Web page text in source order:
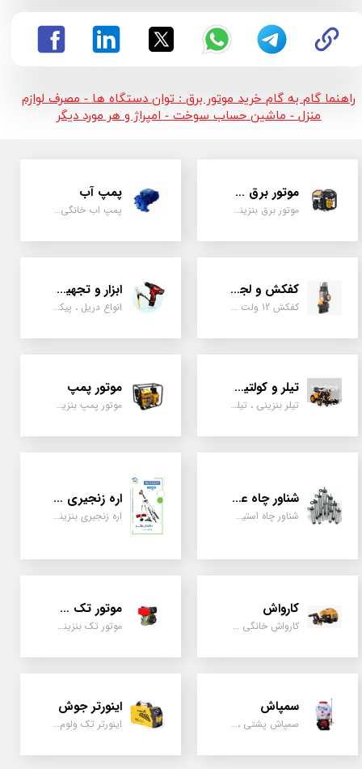
راهنما گام به گام خرید موتور برق : توان دستگاه ها - مصرف لوازم
منزل - ماشین حساب سوخت - امپراژ و هر مورد دیگر
موتور برق و ژنراتور
موتور برق بنزینی، دیزلی ، گازی ، سه گانه سوز
پمپ آب
پمپ اب خانگی، بشقابی ، جتی ، دو پروانه کشاورزی
کفکش و لجن کش
کفکش 12 ولت ، 220 ولت ، یک اینچ به بالا لجن کش کاتردار، لجن کش چدنی
ابزار و تجهیزات
انواع دریل ، پیکور، ابزارالات، سیل مکانیکی، قطعات پمپ
تیلر و کولتیواتور
تیلر بنزینی ، تیلر دیزل، تیلر چهار چرخ، تیلر مزرعه و کشاورزی
موتور پمپ
موتور پمپ بنزینی، دیزلی، نفتی ، یک اینچ به بالا
شناور چاه عمیق
شناور چاه استیل ، تک فاز و سه فاز، یک اینچ به بالا
اره زنجیری / علفتراش
اره زنجیری بنزینی ، علفتراش دو زمانه و چهار زمانه ، دوشی و پشتی
کارواش
کارواش خانگی و صنعتی و نیمه صنعتی
موتور تک سیلندر
موتور تک بنزینی ، دیزلی، کارتینگی ، تیلری
سمپاش
سمپاش پشتی ، زمبه ای ، فرغونی ، دستی ، موتوری
اینورتر جوش
اینورتر تک ولوم و دو ولوم امپر بالا